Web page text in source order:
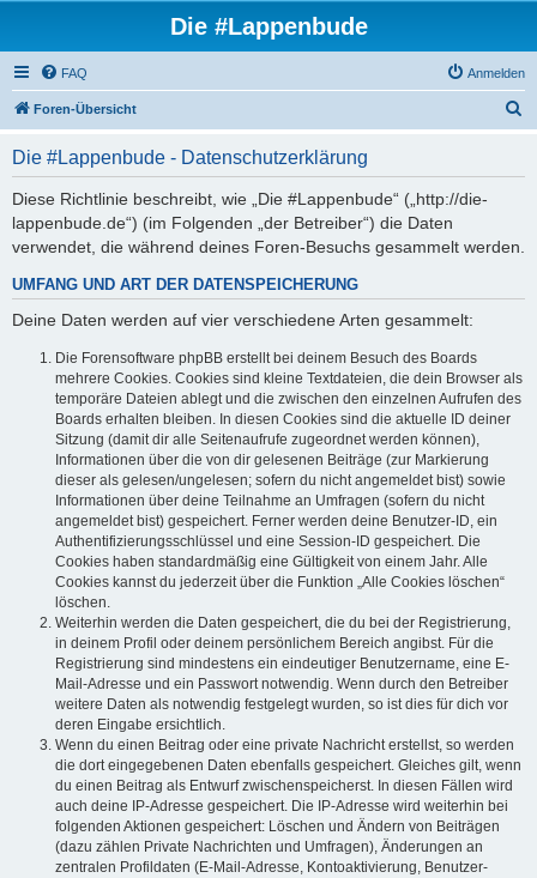
Die #Lappenbude
FAQ Anmelden
Foren-Übersicht
Die #Lappenbude - Datenschutzerklärung
Diese Richtlinie beschreibt, wie „Die #Lappenbude“ („http://die-
lappenbude.de“) (im Folgenden „der Betreiber“) die Daten
verwendet, die während deines Foren-Besuchs gesammelt werden.
UMFANG UND ART DER DATENSPEICHERUNG
Deine Daten werden auf vier verschiedene Arten gesammelt:
Die Forensoftware phpBB erstellt bei deinem Besuch des Boards
mehrere Cookies. Cookies sind kleine Textdateien, die dein Browser als
temporäre Dateien ablegt und die zwischen den einzelnen Aufrufen des
Boards erhalten bleiben. In diesen Cookies sind die aktuelle ID deiner
Sitzung (damit dir alle Seitenaufrufe zugeordnet werden können),
Informationen über die von dir gelesenen Beiträge (zur Markierung
dieser als gelesen/ungelesen; sofern du nicht angemeldet bist) sowie
Informationen über deine Teilnahme an Umfragen (sofern du nicht
angemeldet bist) gespeichert. Ferner werden deine Benutzer-ID, ein
Authentifizierungsschlüssel und eine Session-ID gespeichert. Die
Cookies haben standardmäßig eine Gültigkeit von einem Jahr. Alle
Cookies kannst du jederzeit über die Funktion „Alle Cookies löschen“
löschen.
Weiterhin werden die Daten gespeichert, die du bei der Registrierung,
in deinem Profil oder deinem persönlichem Bereich angibst. Für die
Registrierung sind mindestens ein eindeutiger Benutzername, eine E-
Mail-Adresse und ein Passwort notwendig. Wenn durch den Betreiber
weitere Daten als notwendig festgelegt wurden, so ist dies für dich vor
deren Eingabe ersichtlich.
Wenn du einen Beitrag oder eine private Nachricht erstellst, so werden
die dort eingegebenen Daten ebenfalls gespeichert. Gleiches gilt, wenn
du einen Beitrag als Entwurf zwischenspeicherst. In diesen Fällen wird
auch deine IP-Adresse gespeichert. Die IP-Adresse wird weiterhin bei
folgenden Aktionen gespeichert: Löschen und Ändern von Beiträgen
(dazu zählen Private Nachrichten und Umfragen), Änderungen an
zentralen Profildaten (E-Mail-Adresse, Kontoaktivierung, Benutzer-